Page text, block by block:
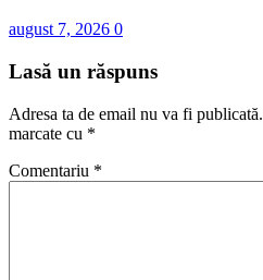
august 7, 2026 0
Lasă un răspuns
Adresa ta de email nu va fi publicată.
marcate cu *
Comentariu *